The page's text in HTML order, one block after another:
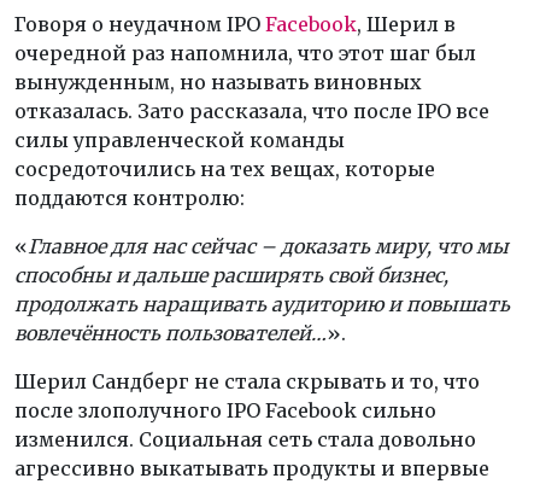
Говоря о неудачном IPO Facebook, Шерил в
очередной раз напомнила, что этот шаг был
вынужденным, но называть виновных
отказалась. Зато рассказала, что после IPO все
силы управленческой команды
сосредоточились на тех вещах, которые
поддаются контролю:
«Главное для нас сейчас – доказать миру, что мы
способны и дальше расширять свой бизнес,
продолжать наращивать аудиторию и повышать
вовлечённость пользователей…».
Шерил Сандберг не стала скрывать и то, что
после злополучного IPO Facebook сильно
изменился. Социальная сеть стала довольно
агрессивно выкатывать продукты и впервые